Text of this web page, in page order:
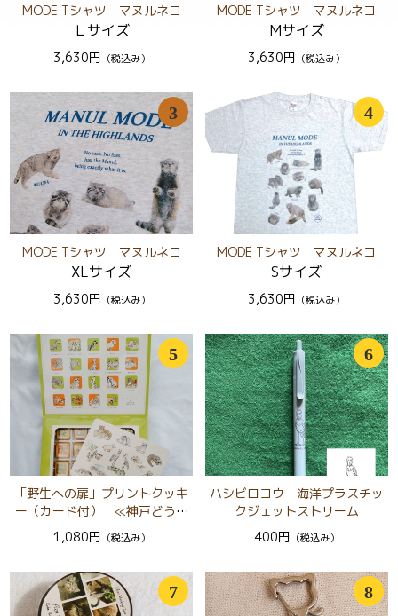
MODE Tシャツ マヌルネコ
Ｌサイズ
3,630円 （税込み）
MODE Tシャツ マヌルネコ
Mサイズ
3,630円 （税込み）
3
MODE Tシャツ マヌルネコ
XLサイズ
3,630円 （税込み）
4
MODE Tシャツ マヌルネコ
Sサイズ
3,630円 （税込み）
5
「野生への扉」プリントクッキ
ー（カード付） ≪神戸どうぶ
つ王国 × minaco sakamoto≫
1,080円 （税込み）
6
ハシビロコウ 海洋プラスチッ
クジェットストリーム
400円 （税込み）
7 8